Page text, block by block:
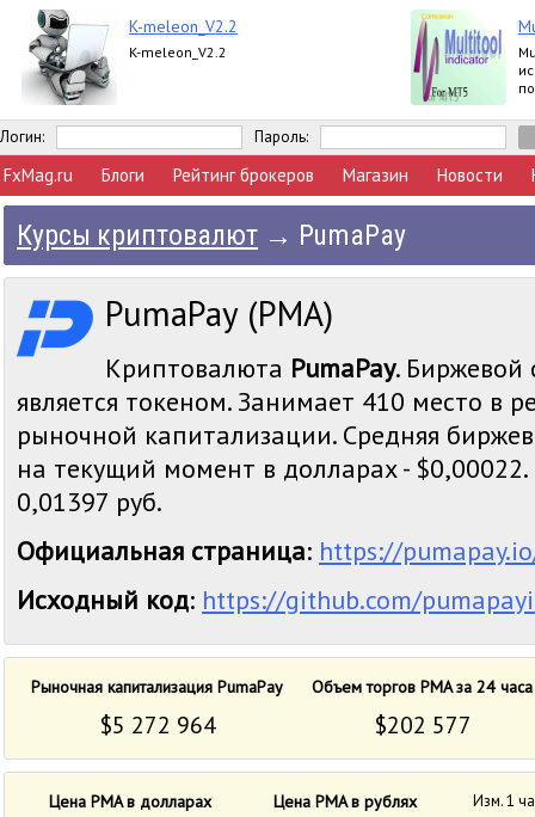
K-meleon_V2.2
K-meleon_V2.2
Логин: Пароль:
FxMag.ru Блоги Рейтинг брокеров Магазин Новости
Курсы криптовалют → PumaPay
PumaPay (PMA)
Криптовалюта PumaPay. Биржевой
является токеном. Занимает 410 место в
рыночной капитализации. Средняя
на текущий момент в долларах - $0,00022.
0,01397 руб.
Официальная страница: https://
Исходный код: https://github.com/
Рыночная капитализация PumaPay Объем торгов PMA за 24 часа
$5 272 964 $202 577
Цена PMA в долларах Цена PMA в рублях Изм. 1